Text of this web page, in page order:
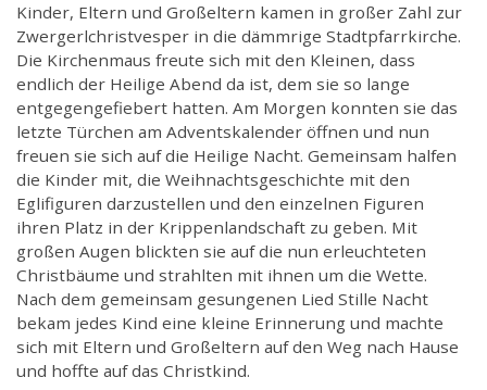
Kinder, Eltern und Großeltern kamen in großer Zahl zur
Zwergerlchristvesper in die dämmrige Stadtpfarrkirche.
Die Kirchenmaus freute sich mit den Kleinen, dass
endlich der Heilige Abend da ist, dem sie so lange
entgegengefiebert hatten. Am Morgen konnten sie das
letzte Türchen am Adventskalender öffnen und nun
freuen sie sich auf die Heilige Nacht. Gemeinsam halfen
die Kinder mit, die Weihnachtsgeschichte mit den
Eglifiguren darzustellen und den einzelnen Figuren
ihren Platz in der Krippenlandschaft zu geben. Mit
großen Augen blickten sie auf die nun erleuchteten
Christbäume und strahlten mit ihnen um die Wette.
Nach dem gemeinsam gesungenen Lied Stille Nacht
bekam jedes Kind eine kleine Erinnerung und machte
sich mit Eltern und Großeltern auf den Weg nach Hause
und hoffte auf das Christkind.